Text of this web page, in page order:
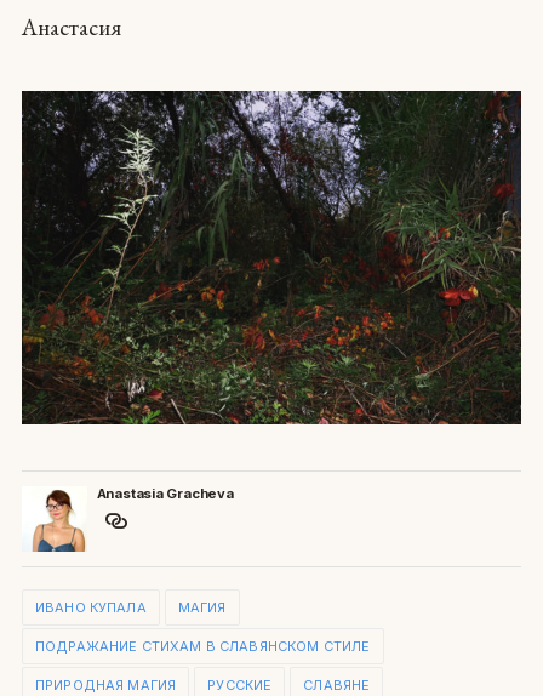
Анастасия
Anastasia Gracheva
ИВАНО КУПАЛА МАГИЯ
ПОДРАЖАНИЕ СТИХАМ В СЛАВЯНСКОМ СТИЛЕ
ПРИРОДНАЯ МАГИЯ РУССКИЕ СЛАВЯНЕ